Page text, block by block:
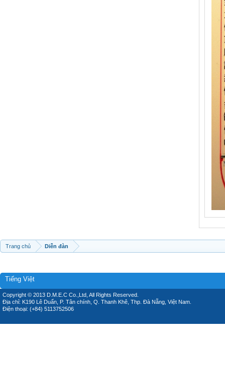
Trang chủ Diễn đàn
Tiếng Việt
Copyright © 2013 D.M.E.C Co.,Ltd, All Rights Reserved.
Địa chỉ: K190 Lê Duẩn, P. Tân chính, Q. Thanh Khê, Thp. Đà Nẵng, Việt Nam.
Điện thoại: (+84) 5113752506